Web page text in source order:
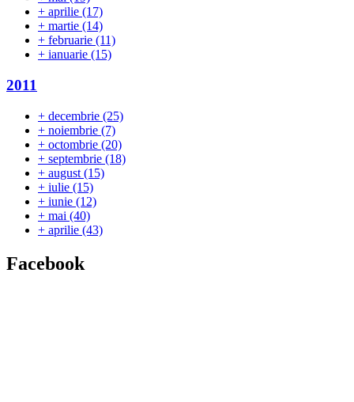
+ aprilie (17)
+ martie (14)
+ februarie (11)
+ ianuarie (15)
2011
+ decembrie (25)
+ noiembrie (7)
+ octombrie (20)
+ septembrie (18)
+ august (15)
+ iulie (15)
+ iunie (12)
+ mai (40)
+ aprilie (43)
Facebook